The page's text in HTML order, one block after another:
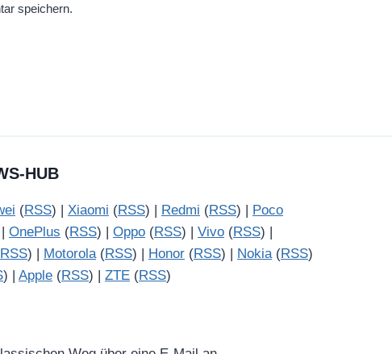
speichern.
HUB
(RSS) | Xiaomi (RSS) | Redmi (RSS) | Poco
OnePlus (RSS) | Oppo (RSS) | Vivo (RSS) |
RSS) | Motorola(RSS) | Honor (RSS) | Nokia(RSS)
) | Apple (RSS) | ZTE (RSS)